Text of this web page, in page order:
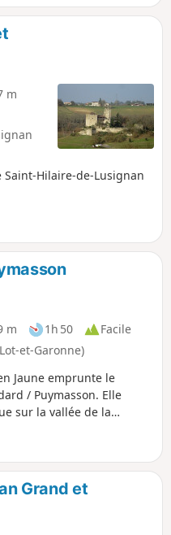
m
Hilaire-de-Lusignan
m 1h 50
Facile
et-Garonne)
Jaune emprunte le
/ Puymasson. Elle
sur la vallée de la
d'avion) et de parcourir
faite avec de jeunes
Grand et